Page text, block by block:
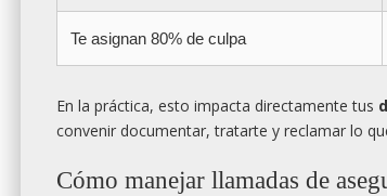
Te asignan 80% de culpa
En la práctica, esto impacta directamente tus
convenir documentar, tratarte y reclamar lo
Cómo manejar llamadas de